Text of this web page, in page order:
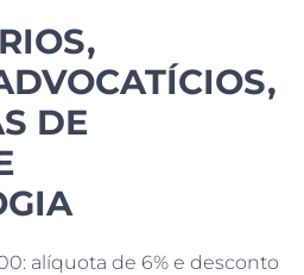
DE
alíquota de 6% e desconto